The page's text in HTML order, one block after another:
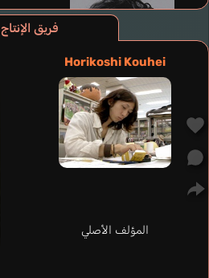
فريق الإنتاج
Horikoshi Kouhei
المؤلف الأصلي